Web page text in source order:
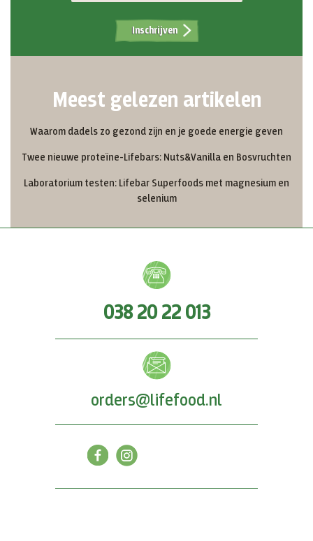
Inschrijven
Meest gelezen artikelen
Waarom dadels zo gezond zijn en je goede energie geven
Twee nieuwe proteïne-Lifebars: Nuts&Vanilla en Bosvruchten
Laboratorium testen: Lifebar Superfoods met magnesium en
selenium
038 20 22 013
orders@lifefood.nl